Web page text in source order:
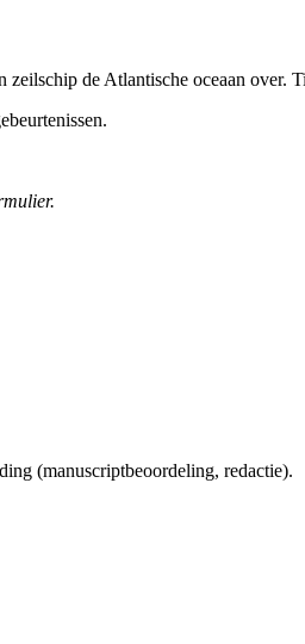
de Atlantische oceaan
(manuscriptbeoordeling, redactie).